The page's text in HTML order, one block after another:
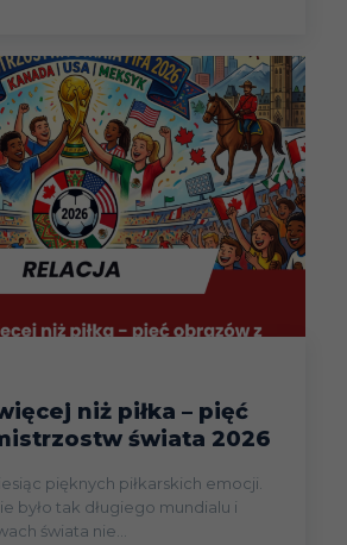
niż piłka – pięć
świata 2026
pięknych piłkarskich emocji.
było tak długiego mundialu i
świata nie...